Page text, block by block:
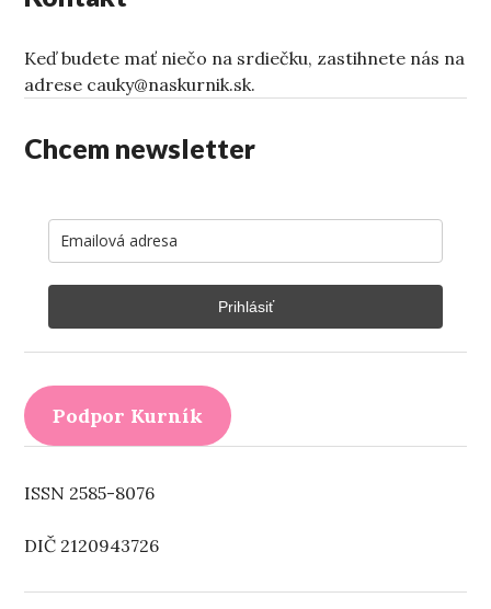
Keď budete mať niečo na srdiečku, zastihnete nás na
adrese cauky@naskurnik.sk.
Chcem newsletter
Prihlásiť
Podpor Kurník
ISSN 2585-8076
DIČ 2120943726